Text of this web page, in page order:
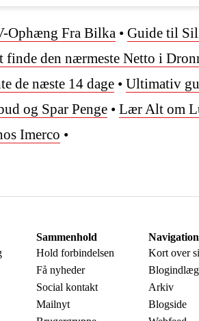
Ophæng Fra Bilka • Guide til
finde den nærmeste Netto i
de næste 14 dage • Ultimativ
og Spar Penge • Lær Alt om
Imerco •
Sammenhold
Hold forbindelsen
Få nyheder
Social kontakt
Mailnyt
Kort over
Blogindlæg
Arkiv
Blogside